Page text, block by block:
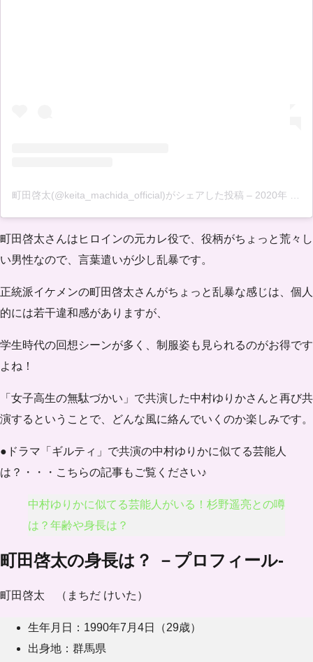
町田啓太(@keita_machida_official)がシェアした投稿 – 2020年 3月月5日午前3時28分PST
町田啓太さんはヒロインの元カレ役で、役柄がちょっと荒々し
い男性なので、言葉遣いが少し乱暴です。
正統派イケメンの町田啓太さんがちょっと乱暴な感じは、個人
的には若干違和感がありますが、
学生時代の回想シーンが多く、制服姿も見られるのがお得です
よね！
「女子高生の無駄づかい」で共演した中村ゆりかさんと再び共
演するということで、どんな風に絡んでいくのか楽しみです。
●ドラマ「ギルティ」で共演の中村ゆりかに似てる芸能人
は？・・・こちらの記事もご覧ください♪
中村ゆりかに似てる芸能人がいる！杉野遥亮との噂
は？年齢や身長は？
町田啓太の身長は？ －プロフィール-
町田啓太 （まちだ けいた）
生年月日：1990年7月4日（29歳）
出身地：群馬県